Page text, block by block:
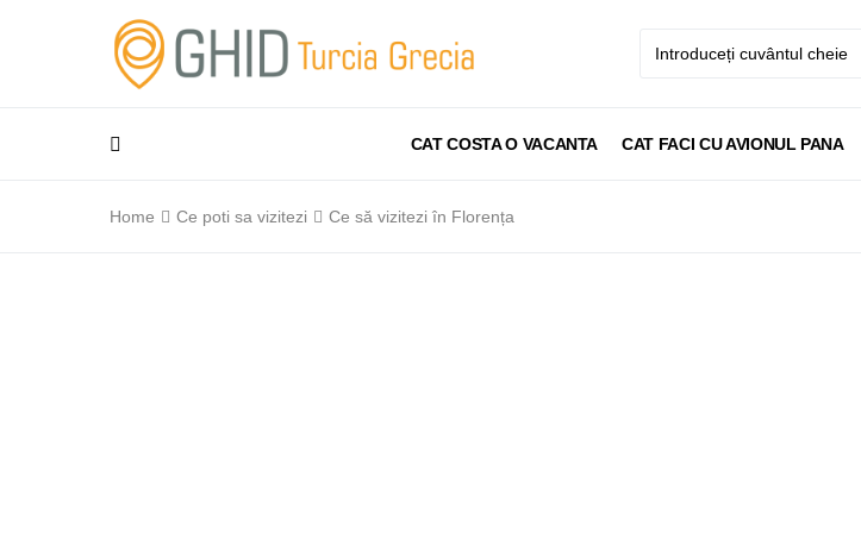
CAT COSTA O VACANTA CAT FACI CU AVIONUL PANA
Home Ce poti sa vizitezi Ce să vizitezi în Florența